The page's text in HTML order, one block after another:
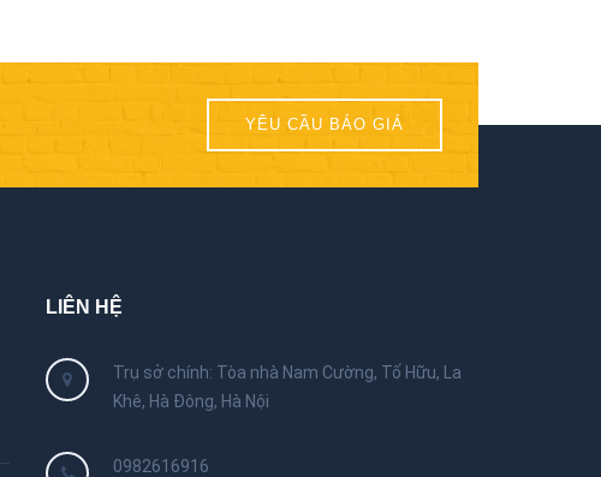
YÊU CẦU BÁO GIÁ
LIÊN HỆ
Trụ sở chính: Tòa nhà Nam Cường, Tố Hữu, La
Khê, Hà Đông, Hà Nội
0982616916